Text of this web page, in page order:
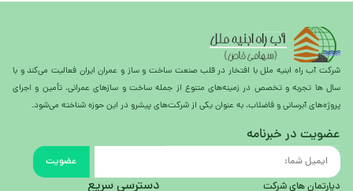
شرکت آب راه ابنیه ملل با افتخار در قلب صنعت ساخت و ساز و عمران ایران فعالیت می‌کند و با
سال ها تجربه و تخصص در زمینه‌های متنوع از جمله ساخت و سازهای عمرانی، تأمین و اجرای
پروژه‌های آبرسانی و فاضلاب، به عنوان یکی از شرکت‌های پیشرو در این حوزه شناخته می‌شود.
عضویت در خبرنامه
عضویت
دپارتمان های شرکت دسترسی سریع